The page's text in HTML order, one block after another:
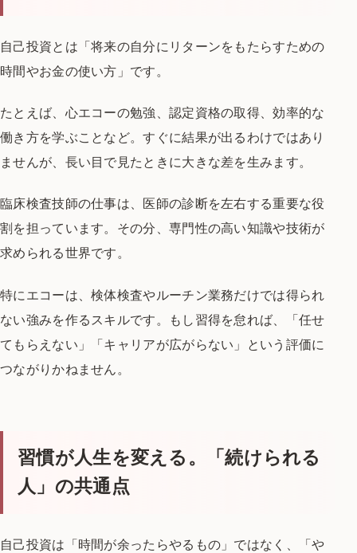
自己投資とは「将来の自分にリターンをもたらすための
時間やお金の使い方」です。
たとえば、心エコーの勉強、認定資格の取得、効率的な
働き方を学ぶことなど。すぐに結果が出るわけではあり
ませんが、 長い目で見たときに大きな差を生みます。
臨床検査技師の仕事は、 医師の診断を左右する重要な役
割を担っています。 その分、専門性の高い知識や技術が
求められる世界です。
特にエコーは、検体検査やルーチン業務だけでは得られ
ない強みを作るスキルです。
もし習得を怠れば、
「任せ
てもらえない」「キャリアが広がらない」という評価に
つながりかねません。
習慣が人生を変える。「続けられる
人」の共通点
自己投資は「時間が余ったらやるもの」ではなく、
「や